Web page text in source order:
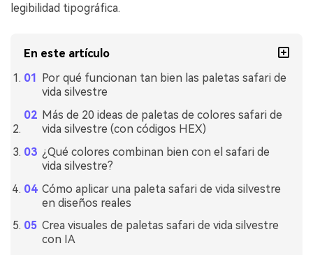
legibilidad tipográfica.
En este artículo
Por qué funcionan tan bien las paletas safari de
vida silvestre
Más de 20 ideas de paletas de colores safari de
vida silvestre (con códigos HEX)
¿Qué colores combinan bien con el safari de
vida silvestre?
Cómo aplicar una paleta safari de vida silvestre
en diseños reales
Crea visuales de paletas safari de vida silvestre
con IA